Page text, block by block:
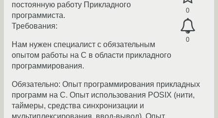
0
0
постоянную работу Прикладного
программиста.
Требования:
Нам нужен специалист с обязательным
опытом работы на С в области прикладного
программирования.
Обязательно: Опыт программирования прикладных
программ на С. Опыт использования POSIX (нити,
таймеры, средства синхронизации и